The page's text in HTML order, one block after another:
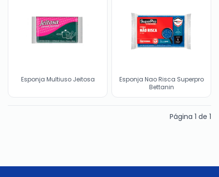
Esponja Multiuso Jeitosa
Esponja Nao Risca Superpro
Bettanin
Página 1 de 1